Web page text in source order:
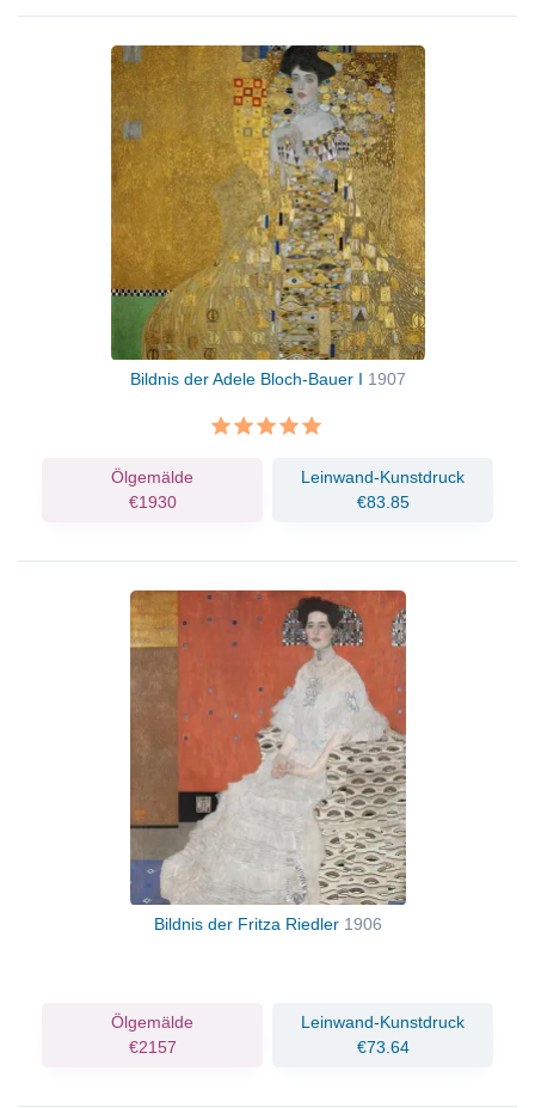
Bildnis der Adele Bloch-Bauer I 1907
Ölgemälde
€1930
Leinwand-Kunstdruck
€83.85
Bildnis der Fritza Riedler 1906
Ölgemälde
€2157
Leinwand-Kunstdruck
€73.64